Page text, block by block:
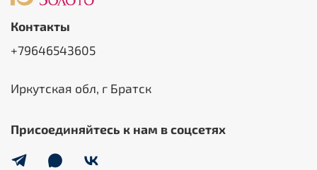
Контакты
+79646543605
Иркутская обл, г Братск
Присоединяйтесь к нам в соцсетях